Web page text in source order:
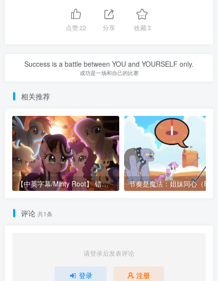
点赞22 分享 收藏3
Success is a battle between YOU and YOURSELF only.
成功是一场和自己的比赛
相关推荐
【中英字幕/Minty Root】 错过 (Missing Out)
评论 共1条
请登录后发表评论
登录 注册